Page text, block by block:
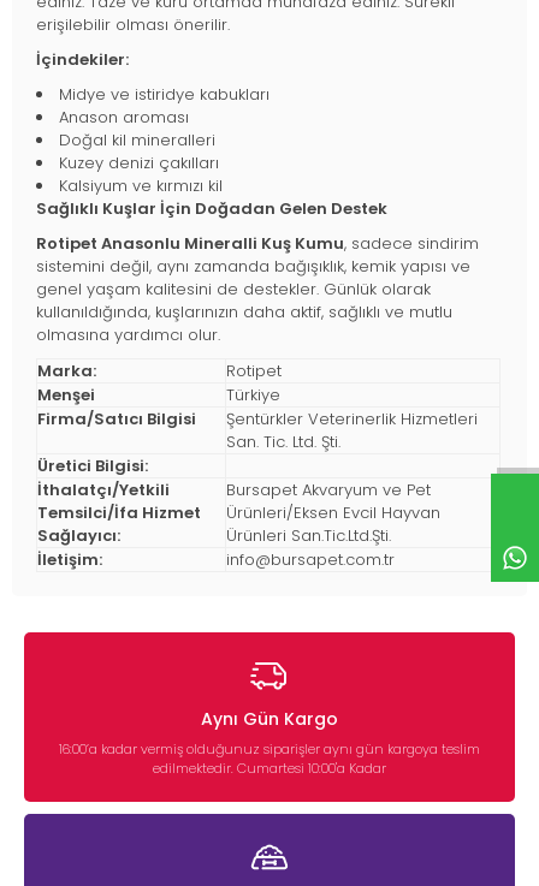
erişilebilir olması önerilir.
İçindekiler:
Midye ve istiridye kabukları
Anason aroması
Doğal kil mineralleri
Kuzey denizi çakılları
Kalsiyum ve kırmızı kil
Sağlıklı Kuşlar İçin Doğadan Gelen Destek
Rotipet Anasonlu Mineralli Kuş Kumu, sadece sindirim
sistemini değil, aynı zamanda bağışıklık, kemik yapısı ve
genel yaşam kalitesini de destekler. Günlük olarak
kullanıldığında, kuşlarınızın daha aktif, sağlıklı ve mutlu
olmasına yardımcı olur.
Marka:
Rotipet
Menşei
Türkiye
Firma/Satıcı Bilgisi
Şentürkler Veterinerlik Hizmetleri
San. Tic. Ltd. Şti.
Üretici Bilgisi:
İthalatçı/Yetkili
Temsilci/İfa Hizmet
Sağlayıcı:
Bursapet Akvaryum ve Pet
Ürünleri/Eksen Evcil Hayvan
Ürünleri San.Tic.Ltd.Şti.
İletişim:
info@bursapet.com.tr
Aynı Gün Kargo
16:00’a kadar vermiş olduğunuz siparişler aynı gün kargoya teslim
edilmektedir. Cumartesi 10:00'a Kadar